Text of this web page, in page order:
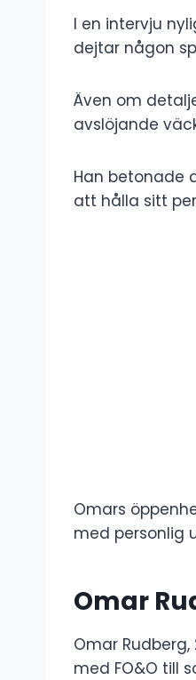
I en intervju
dejtar någon
Även om
avslöjande
Han betonade
att hålla sitt
Omars
med personlig
Omar
Omar
med FO&O till